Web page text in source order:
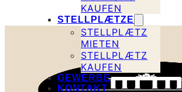
KAUFEN
STELLPLÆTZE
STELLPLÆTZ
MIETEN
STELLPLÆTZ
KAUFEN
GEWERBE
KONTAKT